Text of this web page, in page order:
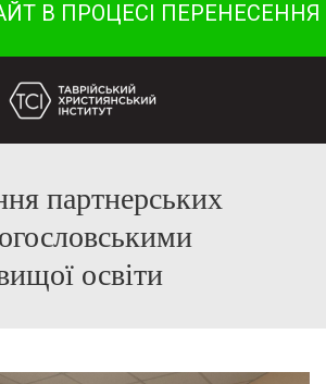
В ПРОЦЕСІ ПЕРЕНЕСЕННЯ
партнерських
освіти